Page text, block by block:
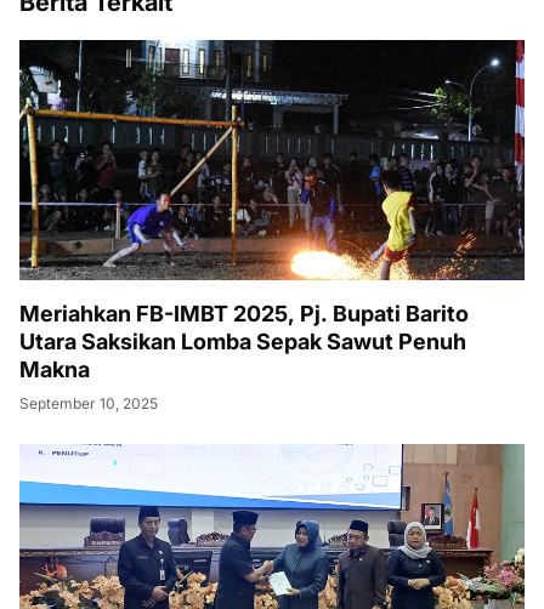
Meriahkan FB-IMBT 2025, Pj. Bupati Barito
Utara Saksikan Lomba Sepak Sawut Penuh
Makna
September 10, 2025